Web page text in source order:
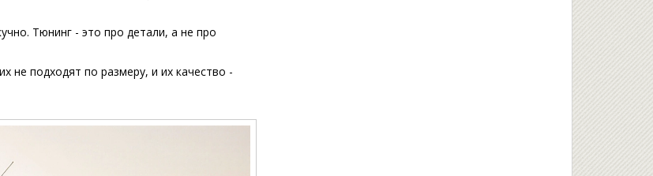
Тюнинг - это про детали, а не про
не подходят по размеру, и их качество -